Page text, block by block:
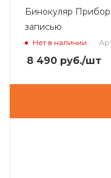
Бинокуляр
записью
Нет в наличии
8 490 руб./шт